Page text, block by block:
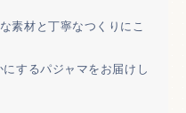
素材と丁寧なつくりにこ
するパジャマをお届けし